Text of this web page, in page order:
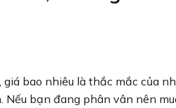
giá bao nhiêu là thắc mắc của
Nếu bạn đang phân vân nên